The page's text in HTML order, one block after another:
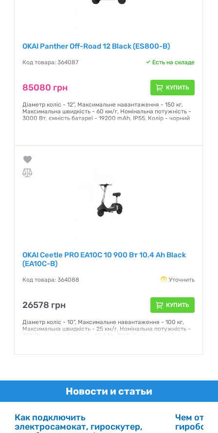
OKAI Panther Off-Road 12 Black (ES800-B)
Код товара: 364087 Есть на складе
85080 грн КУПИТЬ
Діаметр коліс - 12", Максимальне навантаження - 150 кг,
Максимальна швидкість - 60 км/г, Номінальна потужність -
3000 Вт, ємність батареї - 19200 mAh, IP55, Колір - чорний
OKAI Ceetle PRO EA10C 10 900 Вт 10.4 Ah Black
(EA10C-B)
Код товара: 364088 Уточнить
26578 грн КУПИТЬ
Діаметр коліс - 10", Максимальне навантаження - 100 кг,
Максимальна швидкість - 25 км/г, Номінальна потужність -
350 Вт, ємність батареї - 10.4 Ah, IPX5, Колір - чорний
Новости и статьи
Как подключить
электросамокат, гироскутер,
Чем